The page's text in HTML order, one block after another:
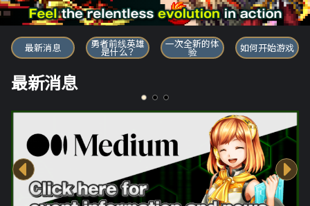
勇者前线英雄
最新消息 勇者前线英雄
是什么？
一次全新的体
验 如何开始游戏
最新消息